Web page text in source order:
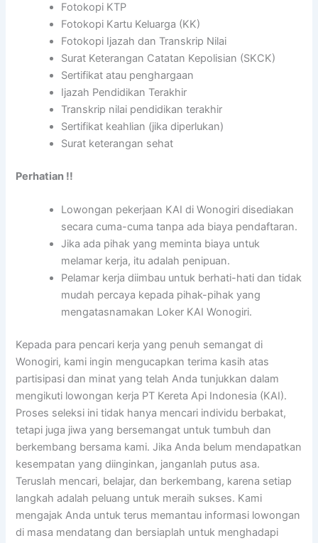
Fotokopi KTP
Fotokopi Kartu Keluarga (KK)
Fotokopi Ijazah dan Transkrip Nilai
Surat Keterangan Catatan Kepolisian (SKCK)
Sertifikat atau penghargaan
Ijazah Pendidikan Terakhir
Transkrip nilai pendidikan terakhir
Sertifikat keahlian (jika diperlukan)
Surat keterangan sehat
Perhatian !!
Lowongan pekerjaan KAI di Wonogiri disediakan
secara cuma-cuma tanpa ada biaya pendaftaran.
Jika ada pihak yang meminta biaya untuk
melamar kerja, itu adalah penipuan.
Pelamar kerja diimbau untuk berhati-hati dan tidak
mudah percaya kepada pihak-pihak yang
mengatasnamakan Loker KAI Wonogiri.
Kepada para pencari kerja yang penuh semangat di
Wonogiri, kami ingin mengucapkan terima kasih atas
partisipasi dan minat yang telah Anda tunjukkan dalam
mengikuti lowongan kerja PT Kereta Api Indonesia (KAI).
Proses seleksi ini tidak hanya mencari individu berbakat,
tetapi juga jiwa yang bersemangat untuk tumbuh dan
berkembang bersama kami. Jika Anda belum mendapatkan
kesempatan yang diinginkan, janganlah putus asa.
Teruslah mencari, belajar, dan berkembang, karena setiap
langkah adalah peluang untuk meraih sukses. Kami
mengajak Anda untuk terus memantau informasi lowongan
di masa mendatang dan bersiaplah untuk menghadapi